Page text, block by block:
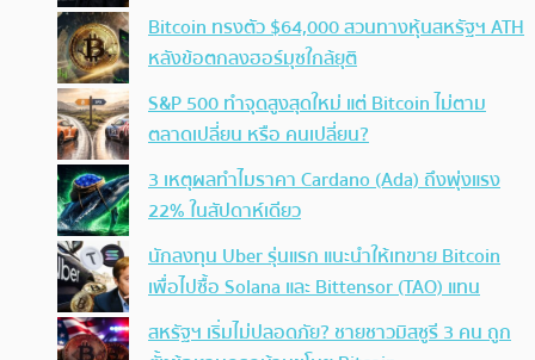
Bitcoin ทรงตัว $64,000 สวนทางหุ้นสหรัฐฯ ATH
หลังข้อตกลงฮอร์มุซใกล้ยุติ
S&P 500 ทำจุดสูงสุดใหม่ แต่ Bitcoin ไม่ตาม
ตลาดเปลี่ยน หรือ คนเปลี่ยน?
3 เหตุผลทำไมราคา Cardano (Ada) ถึงพุ่งแรง
22% ในสัปดาห์เดียว
นักลงทุน Uber รุ่นแรก แนะนำให้เทขาย Bitcoin
เพื่อไปซื้อ Solana และ Bittensor (TAO) แทน
สหรัฐฯ เริ่มไม่ปลอดภัย? ชายชาวมิสซูรี 3 คน ถูก